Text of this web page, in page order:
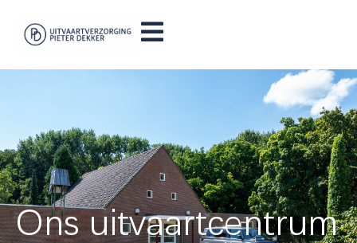
Ons uitvaartcentrum